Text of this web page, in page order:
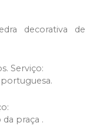
decorativa de
Serviço:
praça .